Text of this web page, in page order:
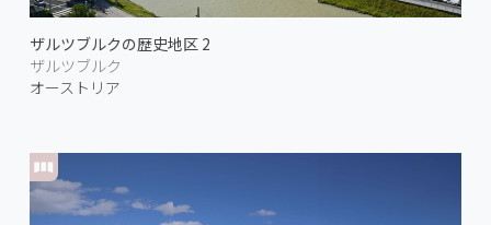
ザルツブルクの歴史地区 2
ザルツブルク
オーストリア